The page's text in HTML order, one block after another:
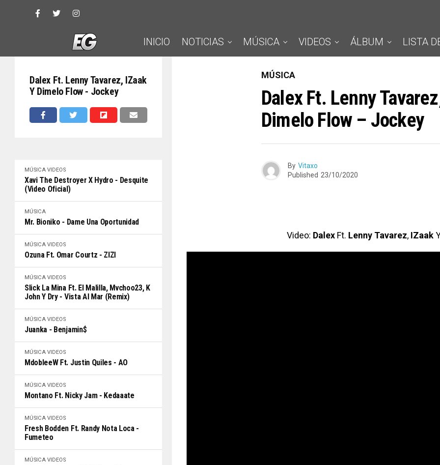
INICIO NOTICIAS MÚSICA VIDEOS ÁLBUM LISTA
Dalex Ft. Lenny Tavarez, IZaak
Y Dimelo Flow - Jockey
MÚSICA VIDEOS
Xavi The Destroyer X Hydro - Desquite
(Video Oficial)
MÚSICA
Mr. Bioniko - Dame Una Oportunidad
MÚSICA VIDEOS
Ozuna Ft. Omar Courtz - ZIZI
MÚSICA VIDEOS
Slick La Mina Ft. El Malilla, Mvchoo23, K
John Y Dry - Vista Al Mar (Remix)
MÚSICA VIDEOS
Juanka - Benjamin$
MÚSICA VIDEOS
MdobleeW Ft. Justin Quiles - AO
MÚSICA VIDEOS
Montano Ft. Nicky Jam - Kedaaate
MÚSICA VIDEOS
Fresh Bodden Ft. Randy Nota Loca -
Fumeteo
MÚSICA VIDEOS
MÚSICA
Dalex Ft. Lenny
Dimelo Flow – Jockey
By Vitaxo
Published 23/10/2020
Video: DalexFt. Lenny Tavarez, IZaak